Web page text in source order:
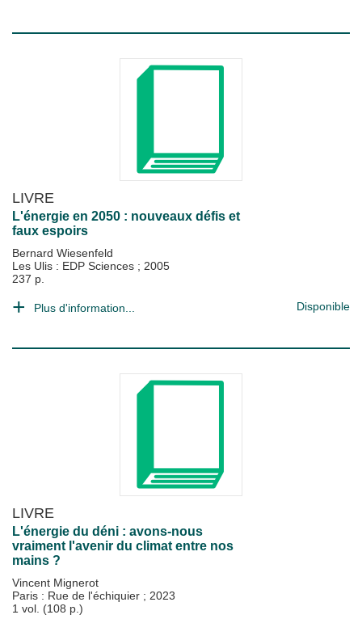
LIVRE
L'énergie en 2050 : nouveaux défis et
faux espoirs
Bernard Wiesenfeld
Les Ulis : EDP Sciences ; 2005
237 p.
Plus d'information... Disponible
LIVRE
L'énergie du déni : avons-nous
vraiment l'avenir du climat entre nos
mains ?
Vincent Mignerot
Paris : Rue de l'échiquier ; 2023
1 vol. (108 p.)